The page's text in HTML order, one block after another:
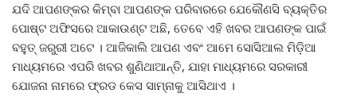
ଯଦି ଆପଣଙ୍କର କିମ୍ବା ଆପଣଙ୍କ ପରିବାରରେ ଯେକୌଣସି ବ୍ୟକ୍ତିର
ପୋଷ୍ଟ ଅଫିସରେ ଆକାଉଣ୍ଟ ଅଛି, ତେବେ ଏହି ଖବର ଆପଣଙ୍କ ପାଇଁ
ବହୁତ୍ ଜରୁରୀ ଅଟେ । ଆଜିକାଲି ଆପଣ ଏବଂ ଆମେ ସୋସିଆଲ ମିଡ଼ିଆ
ମାଧ୍ୟମରେ ଏପରି ଖବର ଶୁଣିଥାଆନ୍ତି, ଯାହା ମାଧ୍ୟମରେ ସରକାରୀ
ଯୋଜନା ନାମରେ ଫ୍ରଡ କେସ ସାମ୍ନାକୁ ଆସିଥାଏ ।